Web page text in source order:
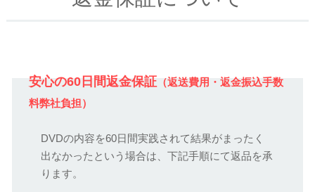
安心の60日間返金保証 （返送費用・返金振込手数
料弊社負担）
DVDの内容を60日間実践されて結果がまったく
出なかったという場合は、下記手順にて返品を承
ります。